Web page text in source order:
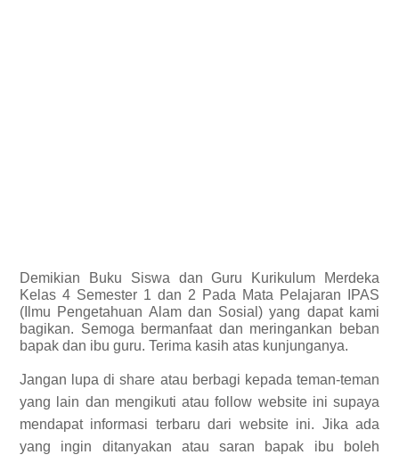
Demikian
Buku Siswa dan Guru Kurikulum Merdeka
Kelas 4 Semester 1 dan 2 Pada Mata Pelajaran IPAS
(Ilmu Pengetahuan Alam dan Sosial) yang dapat kami
bagikan. Semoga bermanfaat dan meringankan beban
bapak dan ibu guru. Terima kasih atas kunjunganya.
Jangan lupa di share atau berbagi kepada teman-teman
yang lain dan mengikuti atau follow website ini supaya
mendapat informasi terbaru dari website ini. Jika ada
yang ingin ditanyakan atau saran bapak ibu boleh